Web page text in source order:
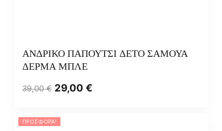
ΑΝΔΡΙΚΟ ΠΑΠΟΥΤΣΙ ΔΕΤΟ ΣΑΜΟΥΑ
ΔΕΡΜΑ ΜΠΛΕ
39,00€ 29,00 €
ΠΡΟΣΦΟΡΆ!